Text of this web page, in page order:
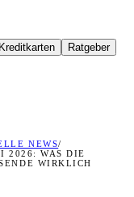
Kreditkarten Ratgeber
NEWS/
2026: WAS DIE
WIRKLICH